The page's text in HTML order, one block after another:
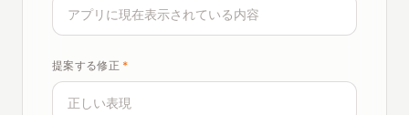
提案する修正 *